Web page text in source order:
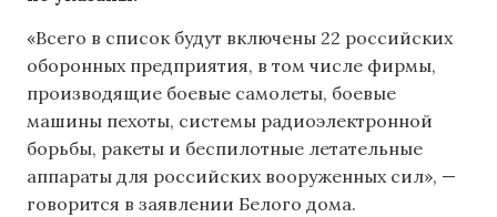
«Всего в список будут включены 22 российских
оборонных предприятия, в том числе фирмы,
производящие боевые самолеты, боевые
машины пехоты, системы радиоэлектронной
борьбы, ракеты и беспилотные летательные
аппараты для российских вооруженных сил», —
говорится в заявлении Белого дома.